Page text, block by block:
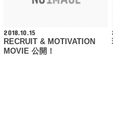
2018.10.15
RECRUIT & MOTIVATION
MOVIE 公開！